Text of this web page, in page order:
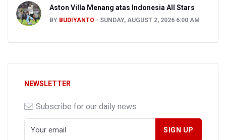
Aston Villa Menang atas Indonesia All Stars
BY BUDIYANTO SUNDAY, AUGUST 2, 2026 6:00 AM
NEWSLETTER
Subscribe for our daily news